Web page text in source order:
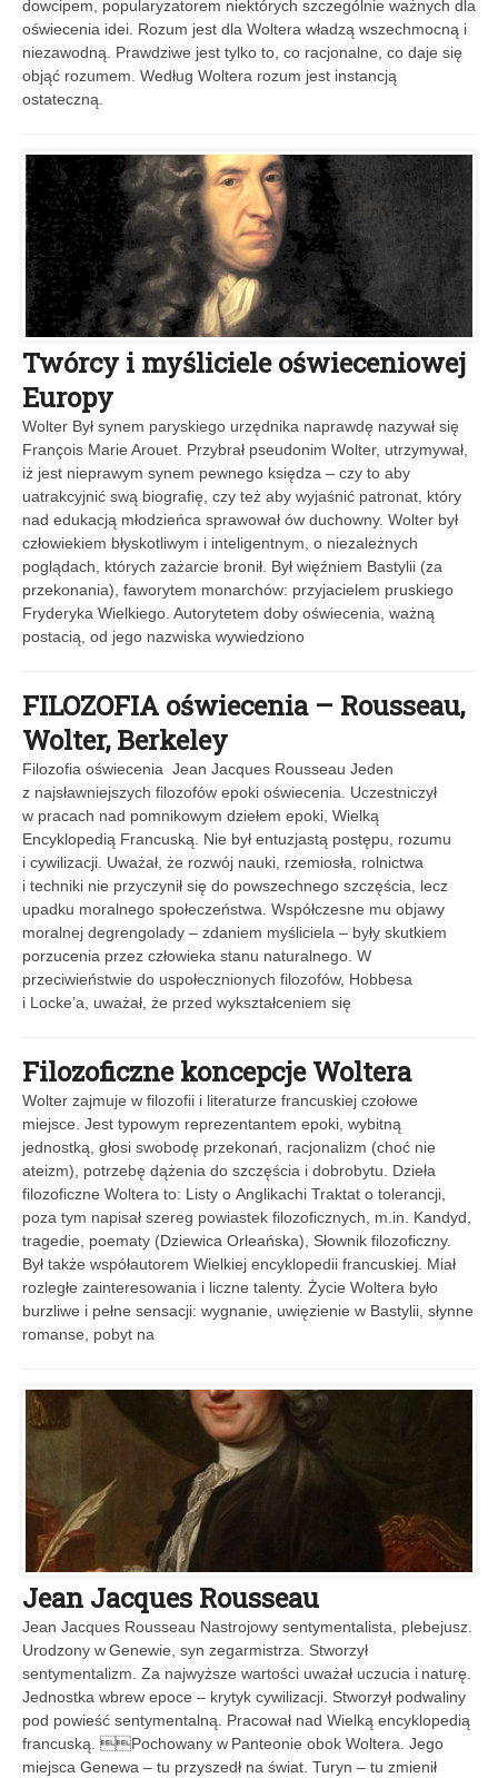
dowcipem, popularyzatorem niektórych szczególnie ważnych dla
oświecenia idei. Rozum jest dla Woltera władzą wszechmocną i
niezawodną. Prawdziwe jest tylko to, co racjonalne, co daje się
objąć rozumem. Według Woltera rozum jest instancją
ostateczną.
Twórcy i myśliciele oświeceniowej
Europy
Wolter Był synem paryskiego urzędnika naprawdę nazywał się
François Marie Arouet. Przybrał pseudonim Wolter, utrzymywał,
iż jest nieprawym synem pewnego księdza – czy to aby
uatrakcyjnić swą biografię, czy też aby wyjaśnić patronat, który
nad edukacją młodzieńca sprawował ów duchowny. Wolter był
człowiekiem błyskotliwym i inteligentnym, o niezależnych
poglądach, których zażarcie bronił. Był więźniem Bastylii (za
przekonania), faworytem monarchów: przyjacielem pruskiego
Fryderyka Wielkiego. Autorytetem doby oświecenia, ważną
postacią, od jego nazwiska wywiedziono
FILOZOFIA oświecenia – Rousseau,
Wolter, Berkeley
Filozofia oświecenia Jean Jacques Rousseau Jeden
z najsławniejszych filozofów epoki oświecenia. Uczestniczył
w pracach nad pomnikowym dziełem epoki, Wielką
Encyklopedią Francuską. Nie był entuzjastą postępu, rozumu
i cywilizacji. Uważał, że rozwój nauki, rzemiosła, rolnictwa
i techniki nie przyczynił się do powszechnego szczęścia, lecz
upadku moralnego społeczeństwa. Współczesne mu objawy
moralnej degrengolady – zdaniem myśliciela – były skutkiem
porzucenia przez człowieka stanu naturalnego. W
przeciwieństwie do uspołecznionych filozofów, Hobbesa
i Locke’a, uważał, że przed wykształceniem się
Filozoficzne koncepcje Woltera
Wolter zajmuje w filozofii i literaturze francuskiej czołowe
miejsce. Jest typowym reprezentantem epoki, wybitną
jednostką, głosi swobodę przekonań, racjonalizm (choć nie
ateizm), potrzebę dążenia do szczęścia i dobrobytu. Dzieła
filozoficzne Woltera to: Listy o Anglikachi Traktat o tolerancji,
poza tym napisał szereg powiastek filozoficznych, m.in. Kandyd,
tragedie, poematy (Dziewica Orleańska), Słownik filozoficzny.
Był także współautorem Wielkiej encyklopedii francuskiej. Miał
rozległe zainteresowania i liczne talenty. Życie Woltera było
burzliwe i pełne sensacji: wygnanie, uwięzienie w Bastylii, słynne
romanse, pobyt na
Jean Jacques Rousseau
Jean Jacques Rousseau Nastrojowy sentymentalista, plebejusz.
Urodzony w Genewie, syn zegarmistrza. Stworzył
sentymentalizm. Za najwyższe wartości uważał uczucia i naturę.
Jednostka wbrew epoce – krytyk cywilizacji. Stworzył podwaliny
pod powieść sentymentalną. Pracował nad Wielką encyklopedią
francuską. Pochowany w Panteonie obok Woltera. Jego
miejsca Genewa – tu przyszedł na świat. Turyn – tu zmienił